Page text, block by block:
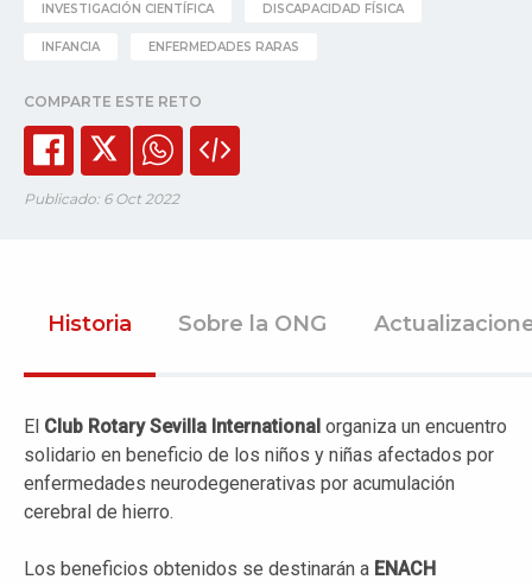
INVESTIGACIÓN CIENTÍFICA DISCAPACIDAD FÍSICA
INFANCIA ENFERMEDADES RARAS
COMPARTE ESTE RETO
Publicado: 6 Oct 2022
Historia Sobre la ONG
El Club Rotary Sevilla International organiza un encuentro
solidario en beneficio de los niños y niñas afectados por
enfermedades neurodegenerativas por acumulación
cerebral de hierro.
Los beneficios obtenidos se destinarán a ENACH